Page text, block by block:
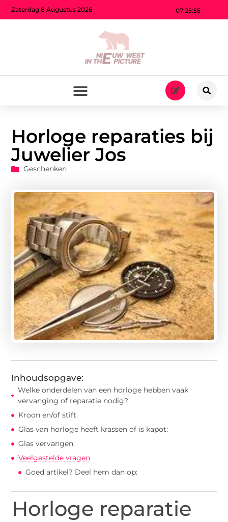
07:25:56
Zaterdag 8 Augustus 2026
Horloge reparaties bij
Juwelier Jos
Geschenken
Inhoudsopgave:
Welke onderdelen van een horloge hebben vaak
vervanging of reparatie nodig?
Kroon en/of stift
Glas van horloge heeft krassen of is kapot:
Glas vervangen.
Veelgestelde vragen
Goed artikel? Deel hem dan op:
Horloge reparatie